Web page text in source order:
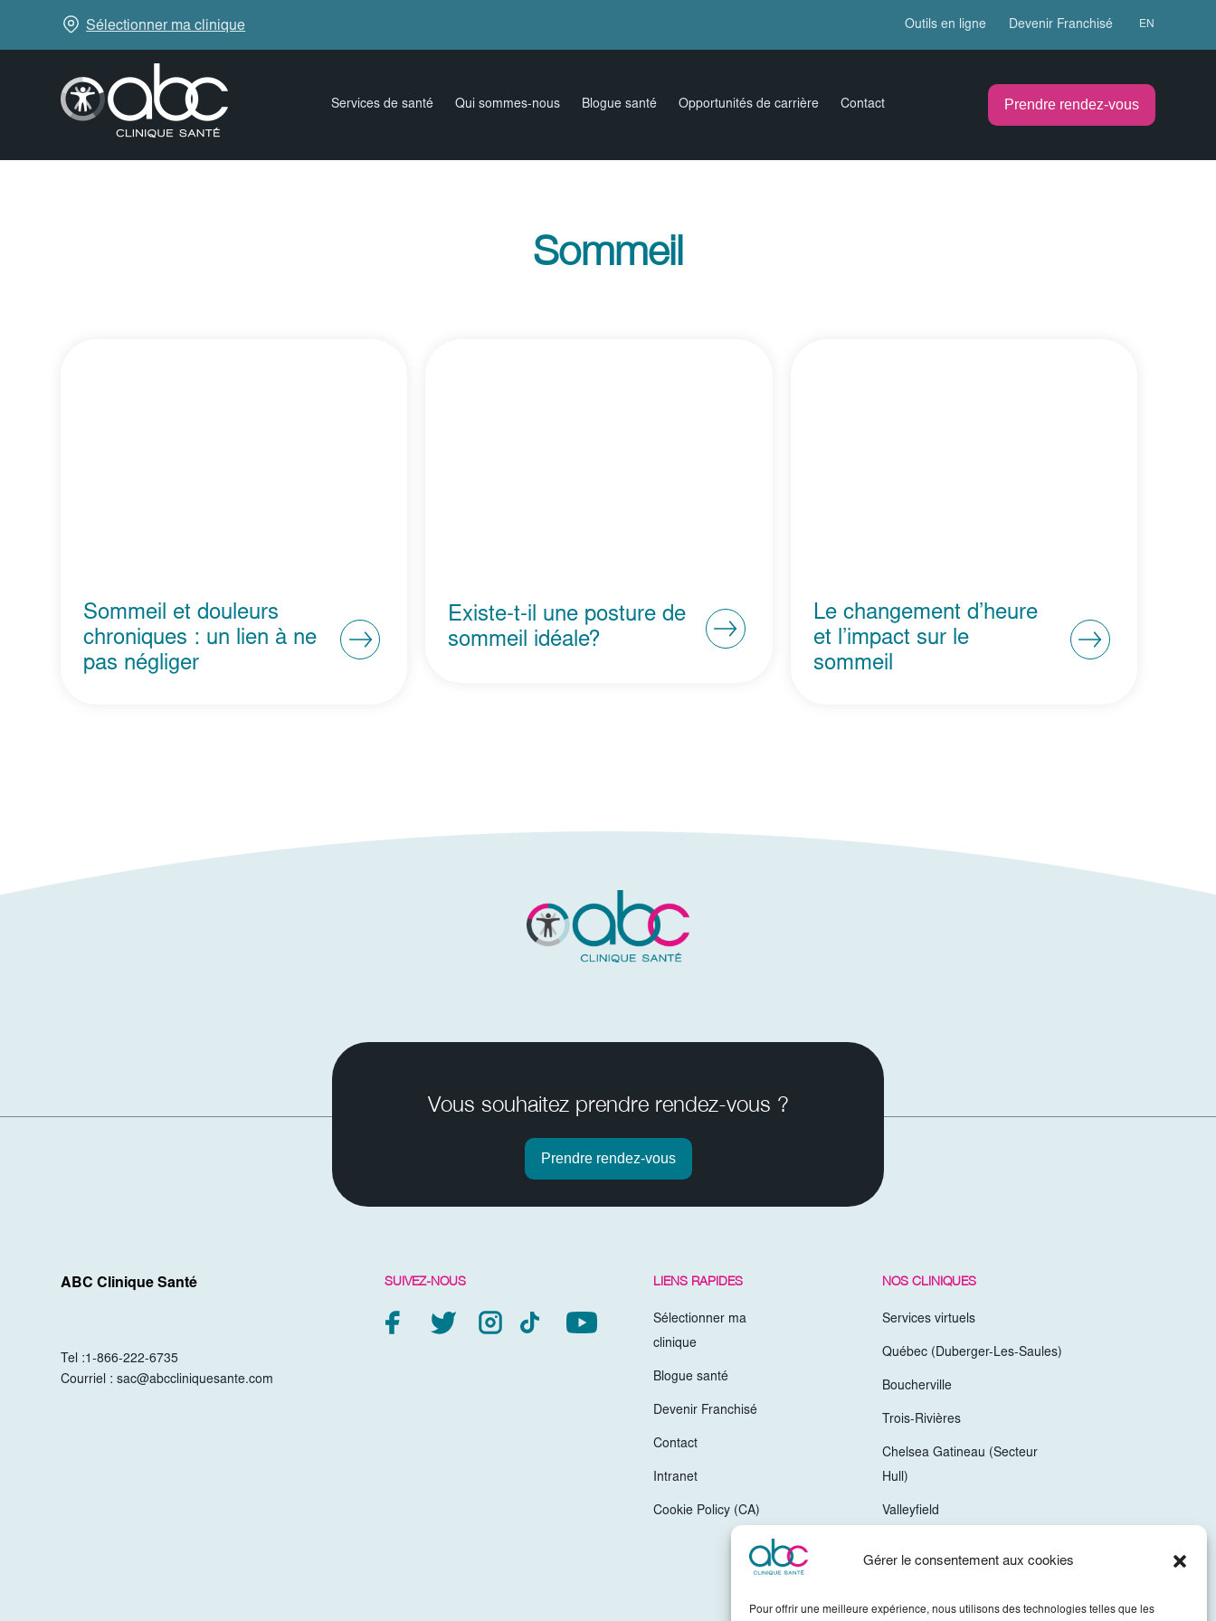
Gérer le consentement aux cookies
Pour offrir une meilleure expérience, nous utilisons des technologies telles que les
Sélectionner ma clinique Outils en ligne Devenir Franchisé EN
Services de santé Qui sommes-nous Blogue santé Opportunités de carrière Contact Prendre rendez-vous
Sommeil
Sommeil et douleurs
chroniques : un lien à ne
pas négliger
Existe-t-il une posture de
sommeil idéale?
Le changement d’heure
et l’impact sur le
sommeil
Vous souhaitez prendre rendez-vous ?
Prendre rendez-vous
ABC Clinique Santé
Tel :1-866-222-6735
Courriel :sac@abccliniquesante.com
SUIVEZ-NOUS LIENS RAPIDES
Sélectionner ma
clinique
Blogue santé
Devenir Franchisé
Contact
Intranet
Cookie Policy (CA)
NOS CLINIQUES
Services virtuels
Québec (Duberger-Les-Saules)
Boucherville
Trois-Rivières
Chelsea Gatineau (Secteur
Hull)
Valleyfield
Sherbrooke